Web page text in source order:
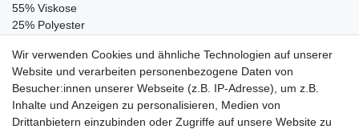
55% Viskose
25% Polyester
Waschen bei 40°C, Nicht bleichen, Nicht im Tumbler trocknen,
Handwarm bügeln Stufe 1, Nicht chemisch reinigen
Wir verwenden Cookies und ähnliche Technologien auf unserer
Website und verarbeiten personenbezogene Daten von
Besucher:innen unserer Webseite (z.B. IP-Adresse), um z.B.
Inhalte und Anzeigen zu personalisieren, Medien von
Drittanbietern einzubinden oder Zugriffe auf unsere Website zu